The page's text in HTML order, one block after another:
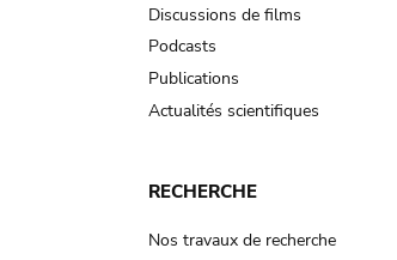
Discussions de films
Podcasts
Publications
Actualités scientifiques
RECHERCHE
Nos travaux de recherche